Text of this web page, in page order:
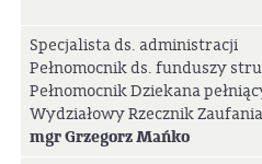
Specjalista ds. administracji
Pełnomocnik ds. funduszy
Pełnomocnik Dziekana
Wydziałowy Rzecznik Zaufania
mgr Grzegorz Mańko